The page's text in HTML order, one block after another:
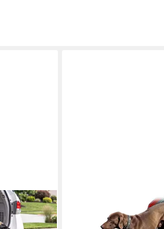
Hunderampe Auto
Hunderampe Hundetreppe